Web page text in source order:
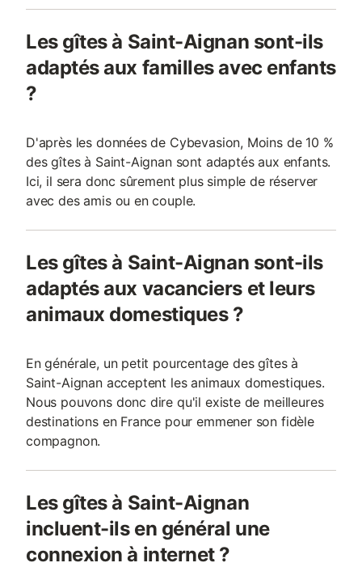
Les gîtes à Saint-Aignan sont-ils
adaptés aux familles avec enfants
?
D'après les données de Cybevasion, Moins de 10 %
des gîtes à Saint-Aignan sont adaptés aux enfants.
Ici, il sera donc sûrement plus simple de réserver
avec des amis ou en couple.
Les gîtes à Saint-Aignan sont-ils
adaptés aux vacanciers et leurs
animaux domestiques ?
En générale, un petit pourcentage des gîtes à
Saint-Aignan acceptent les animaux domestiques.
Nous pouvons donc dire qu'il existe de meilleures
destinations en France pour emmener son fidèle
compagnon.
Les gîtes à Saint-Aignan
incluent-ils en général une
connexion à internet ?